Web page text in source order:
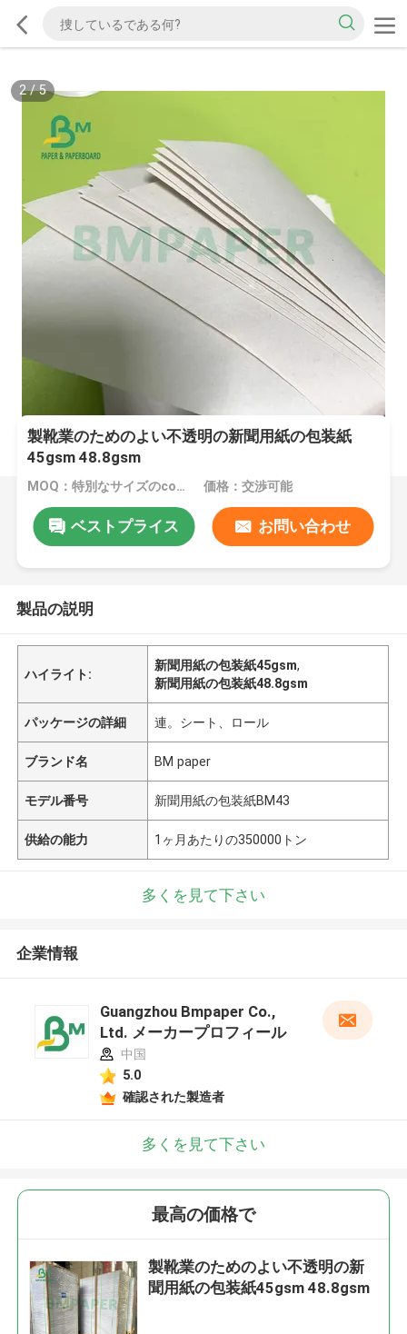
2/5
製靴業のためのよい不透明の新聞用紙の包装紙
45gsm 48.8gsm
MOQ：特別なサイズのcommomのサイズまたは10トンのための1トン 価格：交渉可能
ベストプライス お問い合わせ
製品の説明
ハイライト:
新聞用紙の包装紙45gsm,
新聞用紙の包装紙48.8gsm
パッケージの詳細 連。シート、ロール
ブランド名 BM paper
モデル番号 新聞用紙の包装紙BM43
供給の能力 1ヶ月あたりの350000トン
多くを見て下さい
企業情報
Guangzhou Bmpaper Co.,
Ltd. メーカープロフィール
中国
5.0
確認された製造者
多くを見て下さい
最高の価格で
製靴業のためのよい不透明の新
聞用紙の包装紙45gsm 48.8gsm